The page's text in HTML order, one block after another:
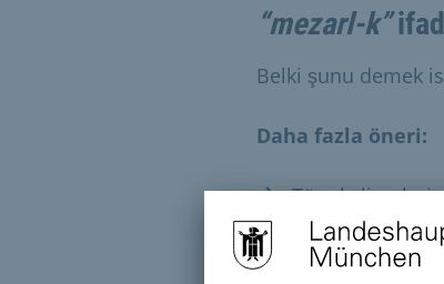
“mezarl-k”
Belki şunu demek
Daha fazla öneri:
Tüm
Benzer arama